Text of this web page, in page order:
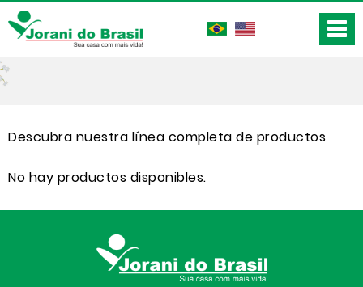
Descubra nuestra línea completa de productos
No hay productos disponibles.